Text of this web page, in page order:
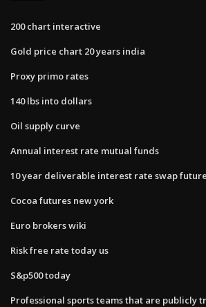
200 chart interactive
Gold price chart 20 years india
Proxy primo rates
140 lbs into dollars
Oil supply curve
Annual interest rate mutual funds
10 year deliverable interest rate swap
Cocoa futures new york
Euro brokers wiki
Risk free rate today us
S&p500 today
Professional sports teams that are publicly